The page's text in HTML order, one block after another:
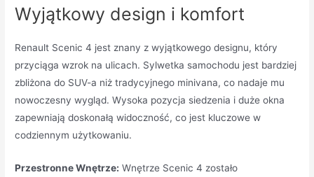
Wyjątkowy design i komfort
Renault Scenic 4 jest znany z wyjątkowego designu, który
przyciąga wzrok na ulicach. Sylwetka samochodu jest bardziej
zbliżona do SUV-a niż tradycyjnego minivana, co nadaje mu
nowoczesny wygląd. Wysoka pozycja siedzenia i duże okna
zapewniają doskonałą widoczność, co jest kluczowe w
codziennym użytkowaniu.
Przestronne Wnętrze: Wnętrze Scenic 4 zostało